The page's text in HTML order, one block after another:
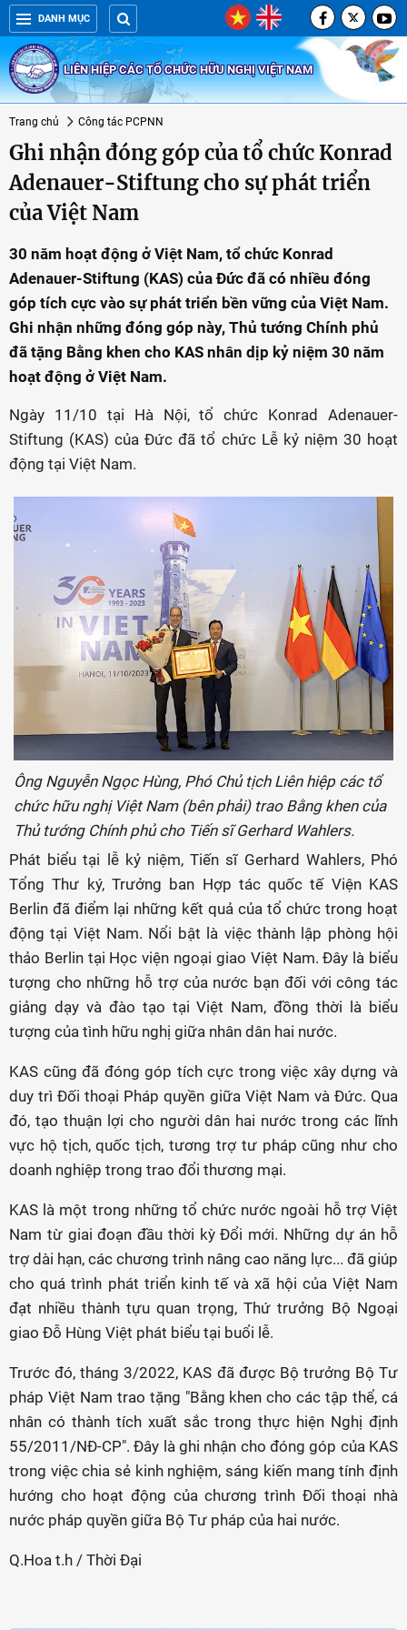
DANH MỤC
LIÊN HIỆP CÁC TỔ CHỨC HỮU NGHỊ VIỆT NAM
Trang chủ Công tác PCPNN
Ghi nhận đóng góp của tổ chức Konrad
Adenauer-Stiftung cho sự phát triển
của Việt Nam
30 năm hoạt động ở Việt Nam, tổ chức Konrad
Adenauer-Stiftung (KAS) của Đức đã có nhiều đóng
góp tích cực vào sự phát triển bền vững của Việt Nam.
Ghi nhận những đóng góp này, Thủ tướng Chính phủ
đã tặng Bằng khen cho KAS nhân dịp kỷ niệm 30 năm
hoạt động ở Việt Nam.
Ngày 11/10 tại Hà Nội, tổ chức Konrad Adenauer-
Stiftung (KAS) của Đức đã tổ chức Lễ kỷ niệm 30 hoạt
động tại Việt Nam.
Ông Nguyễn Ngọc Hùng, Phó Chủ tịch Liên hiệp các tổ
chức hữu nghị Việt Nam (bên phải) trao Bằng khen của
Thủ tướng Chính phủ cho Tiến sĩ Gerhard Wahlers.
Phát biểu tại lễ kỷ niệm, Tiến sĩ Gerhard Wahlers, Phó
Tổng Thư ký, Trưởng ban Hợp tác quốc tế Viện KAS
Berlin đã điểm lại những kết quả của tổ chức trong hoạt
động tại Việt Nam. Nổi bật là việc thành lập phòng hội
thảo Berlin tại Học viện ngoại giao Việt Nam. Đây là biểu
tượng cho những hỗ trợ của nước bạn đối với công tác
giảng dạy và đào tạo tại Việt Nam, đồng thời là biểu
tượng của tình hữu nghị giữa nhân dân hai nước.
KAS cũng đã đóng góp tích cực trong việc xây dựng và
duy trì Đối thoại Pháp quyền giữa Việt Nam và Đức. Qua
đó, tạo thuận lợi cho người dân hai nước trong các lĩnh
vực hộ tịch, quốc tịch, tương trợ tư pháp cũng như cho
doanh nghiệp trong trao đổi thương mại.
KAS là một trong những tổ chức nước ngoài hỗ trợ Việt
Nam từ giai đoạn đầu thời kỳ Đổi mới. Những dự án hỗ
trợ dài hạn, các chương trình nâng cao năng lực... đã giúp
cho quá trình phát triển kinh tế và xã hội của Việt Nam
đạt nhiều thành tựu quan trọng, Thứ trưởng Bộ Ngoại
giao Đỗ Hùng Việt phát biểu tại buổi lễ.
Trước đó, tháng 3/2022, KAS đã được Bộ trưởng Bộ Tư
pháp Việt Nam trao tặng "Bằng khen cho các tập thể, cá
nhân có thành tích xuất sắc trong thực hiện Nghị định
55/2011/NĐ-CP". Đây là ghi nhận cho đóng góp của KAS
trong việc chia sẻ kinh nghiệm, sáng kiến mang tính định
hướng cho hoạt động của chương trình Đối thoại nhà
nước pháp quyền giữa Bộ Tư pháp của hai nước.
Q.Hoa t.h / Thời Đại